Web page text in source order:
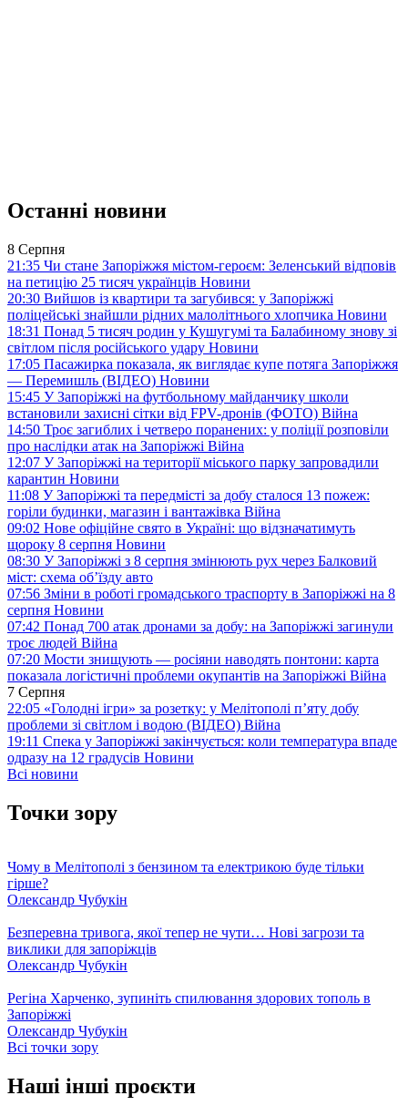
Останні новини
8 Серпня
21:35 Чи стане Запоріжжя містом-героєм: Зеленський відповів
на петицію 25 тисяч українців Новини
20:30 Вийшов із квартири та загубився: у Запоріжжі
поліцейські знайшли рідних малолітнього хлопчика Новини
18:31 Понад 5 тисяч родин у Кушугумі та Балабиному знову зі
світлом після російського удару Новини
17:05 Пасажирка показала, як виглядає купе потяга Запоріжжя
— Перемишль (ВІДЕО) Новини
15:45 У Запоріжжі на футбольному майданчику школи
встановили захисні сітки від FPV-дронів (ФОТО) Війна
14:50 Троє загиблих і четверо поранених: у поліції розповіли
про наслідки атак на Запоріжжі Війна
12:07 У Запоріжжі на території міського парку запровадили
карантин Новини
11:08 У Запоріжжі та передмісті за добу сталося 13 пожеж:
горіли будинки, магазин і вантажівка Війна
09:02 Нове офіційне свято в Україні: що відзначатимуть
щороку 8 серпня Новини
08:30 У Запоріжжі з 8 серпня змінюють рух через Балковий
міст: схема об’їзду авто
07:56 Зміни в роботі громадського траспорту в Запоріжжі на 8
серпня Новини
07:42 Понад 700 атак дронами за добу: на Запоріжжі загинули
троє людей Війна
07:20 Мости знищують — росіяни наводять понтони: карта
показала логістичні проблеми окупантів на Запоріжжі Війна
7 Серпня
22:05 «Голодні ігри» за розетку: у Мелітополі п’яту добу
проблеми зі світлом і водою (ВІДЕО) Війна
19:11 Спека у Запоріжжі закінчується: коли температура впаде
одразу на 12 градусів Новини
Всі новини
Точки зору
Чому в Мелітополі з бензином та електрикою буде тільки
гірше?
Олександр Чубукін
Безперевна тривога, якої тепер не чути… Нові загрози та
виклики для запоріжців
Олександр Чубукін
Регіна Харченко, зупиніть спилювання здорових тополь в
Запоріжжі
Олександр Чубукін
Всі точки зору
Наші інші проєкти